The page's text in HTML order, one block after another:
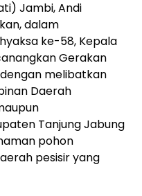
Jambi, Andi
dalam
ke-58, Kepala
Gerakan
melibatkan
Daerah
Tanjung Jabung
pohon
pesisir yang